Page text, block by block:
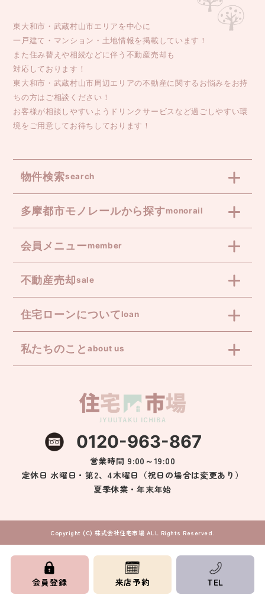
東大和市・武蔵村山市エリアを中心に
一戸建て・マンション・土地情報を掲載しています！
また住み替えや相続などに伴う不動産売却も
対応しております！
東大和市・武蔵村山市周辺エリアの不動産に関するお悩みをお持
ちの方はご相談ください！
お客様が相談しやすいようドリンクサービスなど過ごしやすい環
境をご用意してお待ちしております！
物件検索search
多摩都市モノレールから探すmonorail
会員メニューmember
不動産売却sale
住宅ローンについてloan
私たちのこと about us
0120-963-867
営業時間 9:00～19:00
定休日 水曜日・第2、4木曜日（祝日の場合は変更あり）
夏季休業・年末年始
Copyright (C) 株式会社住宅市場 ALL Rights Reserved.
会員登録 来店予約 TEL